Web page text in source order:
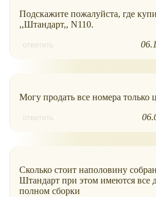
Подскажите пожалуйста, где
,,Штандарт,, N110.
ответить
Могу продать все номера только
ответить
Сколько стоит наполовину
Штандарт при этом имеются все
полном сборки